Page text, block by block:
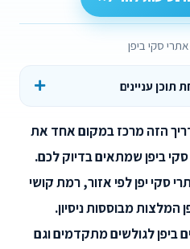
אתרי סקי ביפן
עניינים
הזה מרכז במקום אחד את
ביפן שמתאים בדיוק לכם.
סקי יפן לפי אזור, רמת קושי
המלצות מבוססות ניסיון.
ביפן לגולשים מתקדמים וגם